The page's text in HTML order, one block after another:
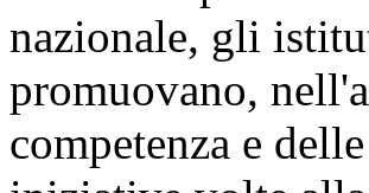
nazionale, gli
promuovano,
competenza e